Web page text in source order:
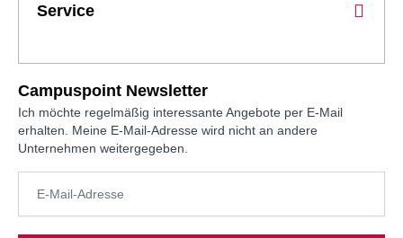
Service
Campuspoint Newsletter
Ich möchte regelmäßig interessante Angebote per E-Mail
erhalten. Meine E-Mail-Adresse wird nicht an andere
Unternehmen weitergegeben.